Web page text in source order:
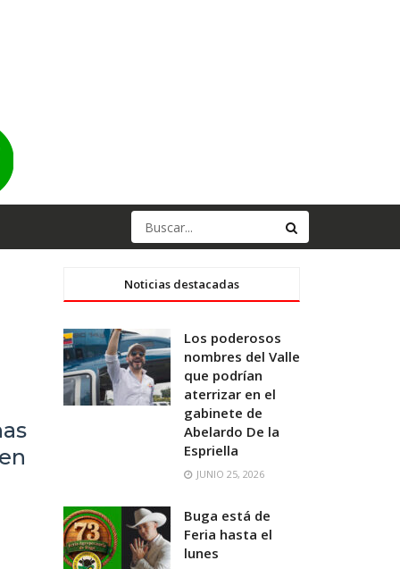
Noticias destacadas
Los poderosos
nombres del Valle
que podrían
aterrizar en el
gabinete de
Abelardo De la
Espriella
JUNIO 25, 2026
Buga está de
Feria hasta el
lunes